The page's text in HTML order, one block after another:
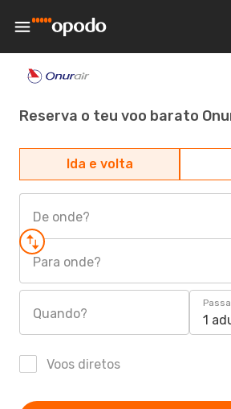
Reserva o teu voo barato
Ida e volta
De onde?
Para onde?
Quando? 1
Voos diretos